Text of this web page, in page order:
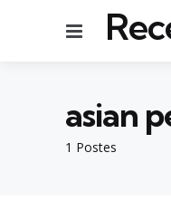
Menu
1 Postes
asian